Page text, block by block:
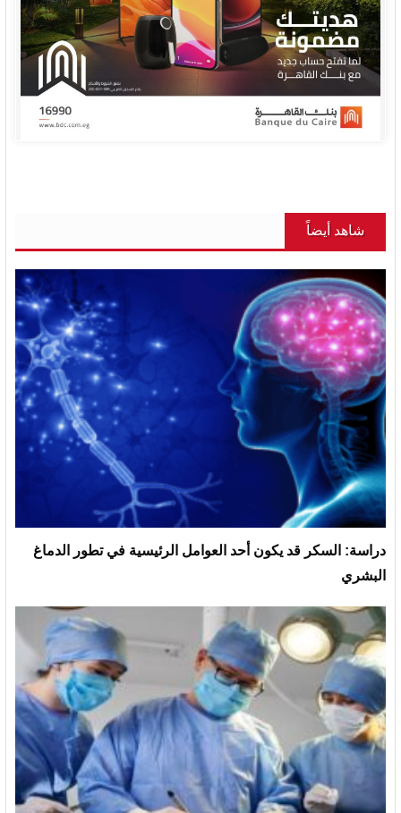
شاهد أيضاً
دراسة: السكر قد يكون أحد العوامل الرئيسية في تطور الدماغ
البشري